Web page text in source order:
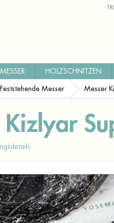
HOLZSCHNITZEN
Feststehende Messer Messer
Kizlyar